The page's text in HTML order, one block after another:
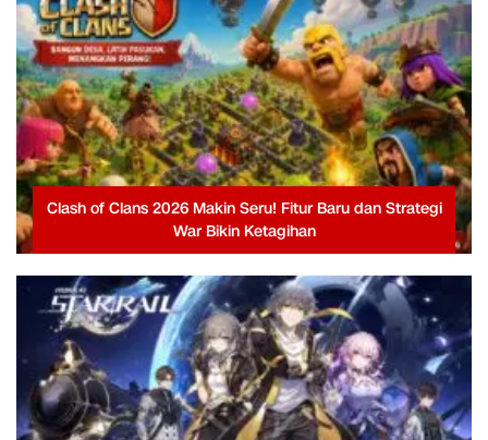
Clash of Clans 2026 Makin Seru! Fitur Baru dan Strategi
War Bikin Ketagihan